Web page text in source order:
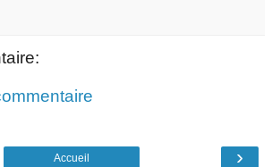
›
Accueil